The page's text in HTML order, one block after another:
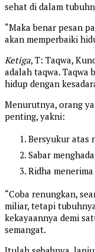
sehat di dalam
“Maka benar pesan
akan memperbaiki
Ketiga, T: Taqwa,
adalah taqwa. Taqwa
hidup dengan
Menurutnya, orang
penting, yakni:
Bersyukur atas
Sabar
Ridha
“Coba renungkan,
miliar, tetapi
kekayaannya demi
semangat.